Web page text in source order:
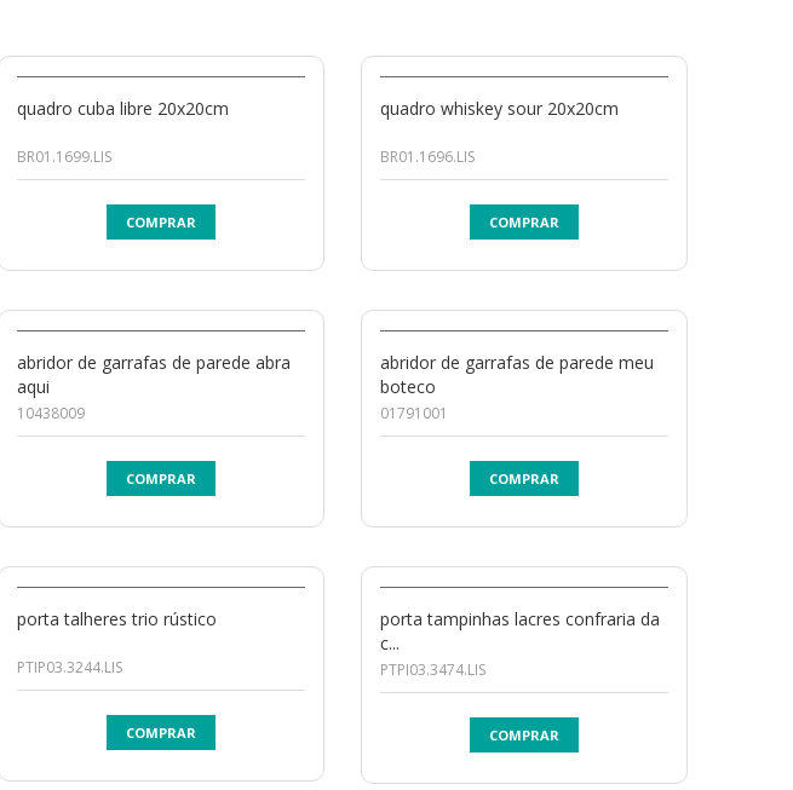
quadro cuba libre 20x20cm
BR01.1699.LIS
COMPRAR
quadro whiskey sour 20x20cm
BR01.1696.LIS
COMPRAR
abridor de garrafas de parede abra
aqui
10438009
COMPRAR
abridor de garrafas de parede meu
boteco
01791001
COMPRAR
porta talheres trio rústico
PTIP03.3244.LIS
COMPRAR
porta tampinhas lacres confraria da
c...
PTPI03.3474.LIS
COMPRAR